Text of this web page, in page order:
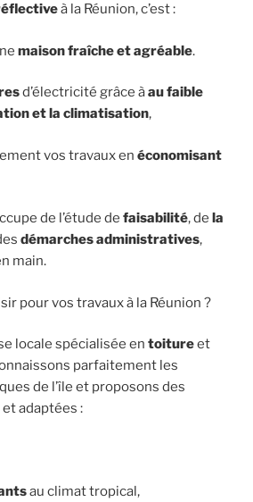
à la Réunion, c’est :
maison fraîche et agréable.
d’électricité grâce àau faible
et la climatisation,
vos travaux en économisant
de l’étude de faisabilité, de la
démarchesadministratives,
main.
pour vos travaux à la Réunion ?
locale spécialisée en toitureet
parfaitement les
de l’île et proposons des
et adaptées :
au climat tropical,